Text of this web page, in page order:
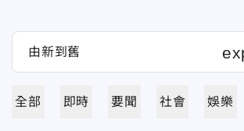
全部 即時 要聞 社會 娛樂